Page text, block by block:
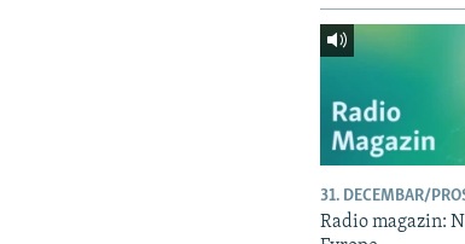
31. DECEMBAR/
Radio magazin: